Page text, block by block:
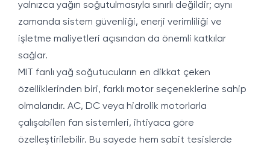
yalnızca yağın soğutulmasıyla sınırlı değildir; aynı
zamanda sistem güvenliği, enerji verimliliği ve
işletme maliyetleri açısından da önemli katkılar
sağlar.
MIT fanlı yağ soğutucuların en dikkat çeken
özelliklerinden biri, farklı motor seçeneklerine sahip
olmalarıdır. AC, DC veya hidrolik motorlarla
çalışabilen fan sistemleri, ihtiyaca göre
özelleştirilebilir. Bu sayede hem sabit tesislerde